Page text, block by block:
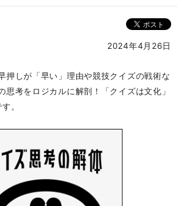
2024年4月26日
押しが「早い」理由や競技クイズの戦術な
思考をロジカルに解剖！「クイズは文化」
。